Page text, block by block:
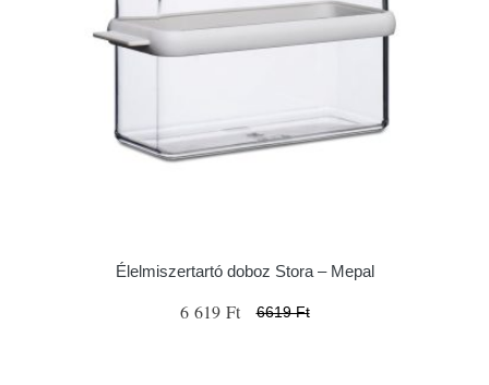
Élelmiszertartó doboz Stora – Mepal
6 619 Ft 6619 Ft